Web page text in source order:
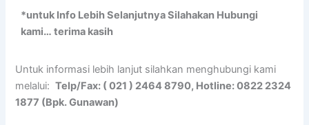
*untuk Info Lebih Selanjutnya Silahakan Hubungi
kami… terima kasih
Untuk informasi lebih lanjut silahkan menghubungi kami
melalui:Telp/Fax: ( 021 ) 2464 8790, Hotline: 0822 2324
1877 (Bpk. Gunawan)